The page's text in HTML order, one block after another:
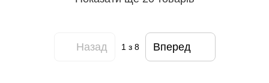
Назад 1 з 8 Вперед